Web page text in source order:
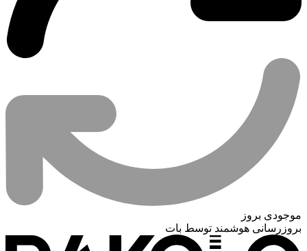
موجودی بروز
بروزرسانی هوشمند توسط بات